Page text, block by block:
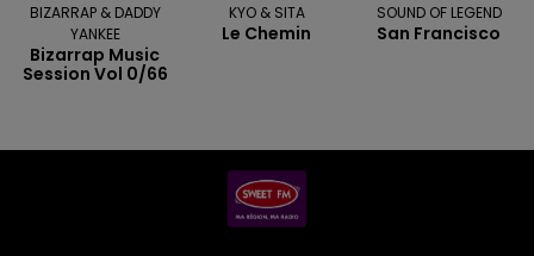
BIZARRAP & DADDY
YANKEE
Bizarrap Music
Session Vol 0/66
KYO & SITA
Le Chemin
SOUND OF LEGEND
San Francisco